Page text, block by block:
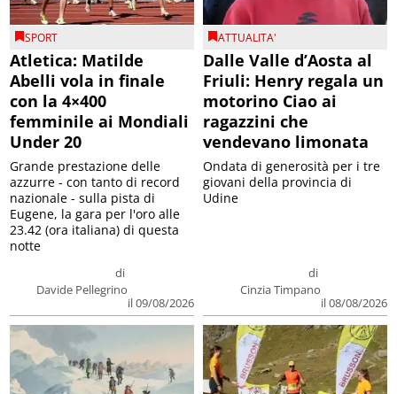
SPORT
Atletica: Matilde
Abelli vola in finale
con la 4×400
femminile ai Mondiali
Under 20
di
Davide Pellegrino
il 09/08/2026
Grande prestazione delle
azzurre - con tanto di record
nazionale - sulla pista di
Eugene, la gara per l'oro alle
23.42 (ora italiana) di questa
notte
ATTUALITA'
Dalle Valle d’Aosta al
Friuli: Henry regala un
motorino Ciao ai
ragazzini che
vendevano limonata
di
Cinzia Timpano
il 08/08/2026
Ondata di generosità per i tre
giovani della provincia di
Udine